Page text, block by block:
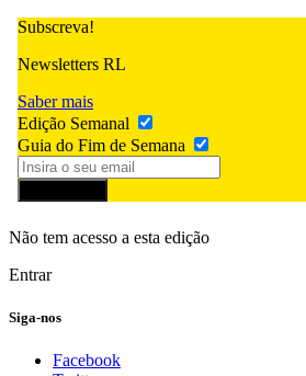
Subscreva!
Newsletters RL
Saber mais
Edição Semanal
Guia do Fim de Semana
Não tem acesso a esta edição
Entrar
Siga-nos
Facebook